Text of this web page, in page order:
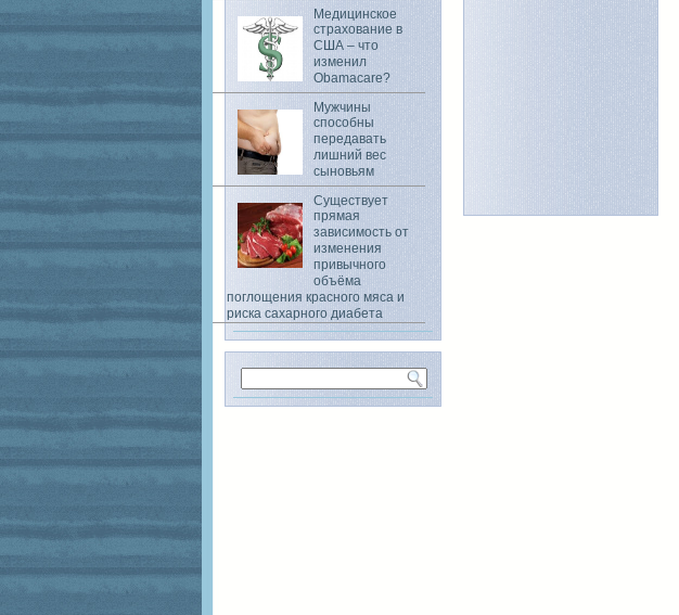
Медицинское
страхование в
США – что
изменил
Obamacare?
Мужчины
способны
передавать
лишний вес
сыновьям
Существует
прямая
зависимость от
изменения
привычного
объёма
поглощения красного мяса и
риска сахарного диабета